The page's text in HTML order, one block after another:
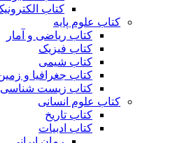
کتاب
کتاب علوم پایه
کتاب ریاضی و آمار
کتاب فیزیک
کتاب شیمی
کتاب جغرافیا و
کتاب زیست شناسی
کتاب علوم انسانی
کتاب تاریخ
کتاب ادبیات